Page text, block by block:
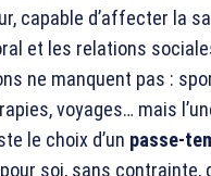
capable d’affecter la
et les relations
ne manquent pas :
voyages… mais
le choix d’un passe-
soi, sans contrainte,